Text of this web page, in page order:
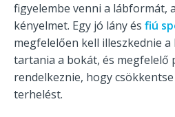
figyelembe venni a lábformát,
kényelmet. Egy jó lány és fiú
megfelelően kell illeszkednie
tartania a bokát, és megfelelő
rendelkeznie, hogy
terhelést.